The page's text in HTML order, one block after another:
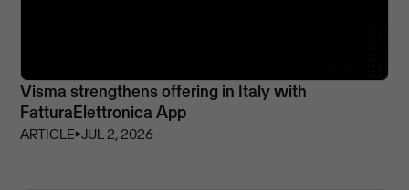
Visma strengthens offering in Italy with
FatturaElettronica App
ARTICLE⏵JUL 2, 2026